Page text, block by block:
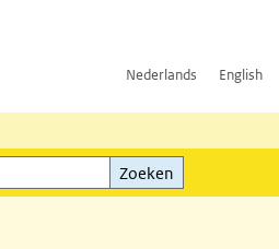
Nederlands English
Zoeken